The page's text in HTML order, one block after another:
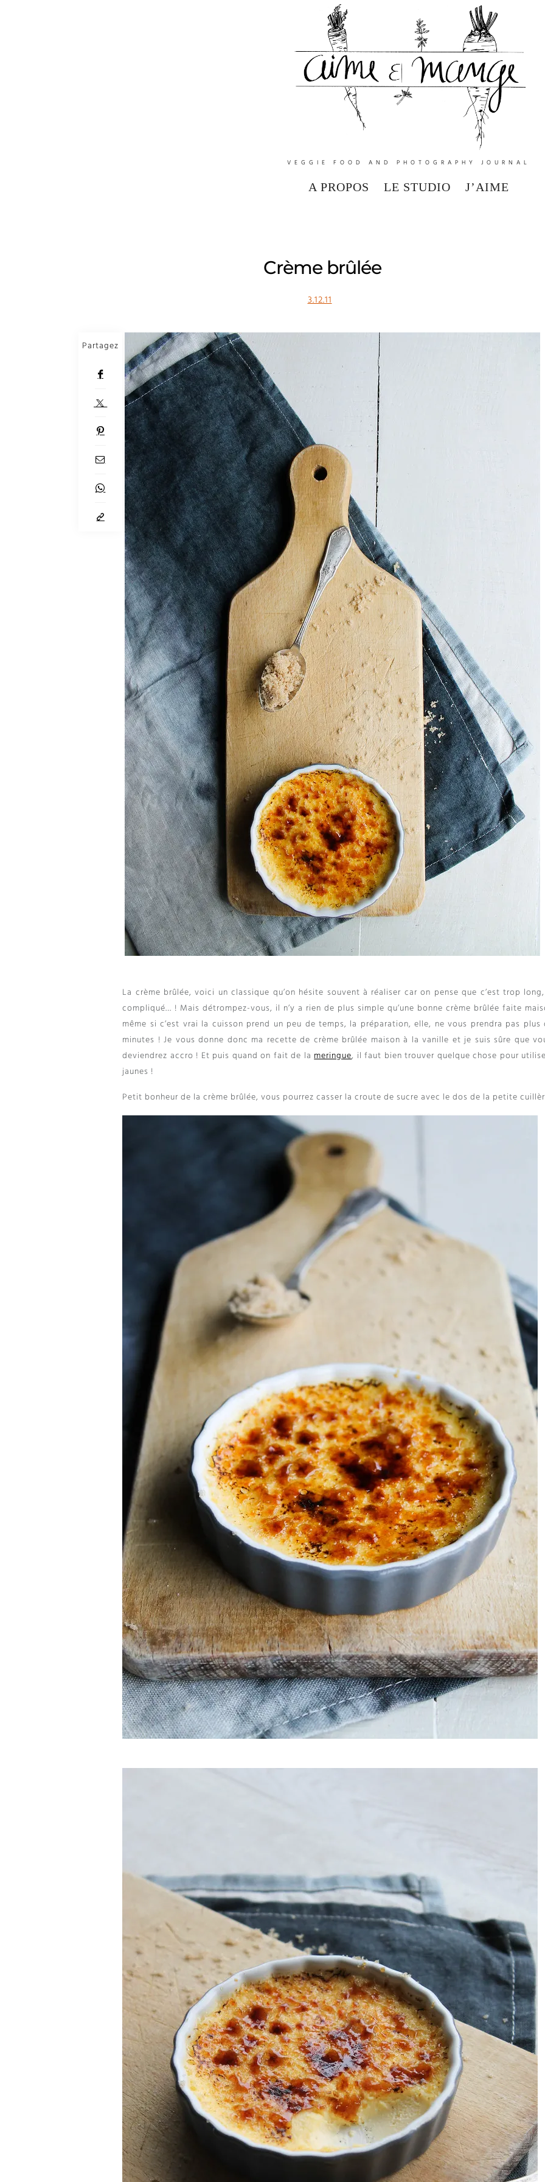
VEGGIE FOOD AND PHOTOGRAPHY JOURNAL
A PROPOS LE STUDIO J’AIME
Crème brûlée
3.12.11
Partagez
La crème brûlée, voici un classique qu’on hésite souvent à réaliser car on pense que c’est trop
compliqué… ! Mais détrompez-vous, il n’y a rien de plus simple qu’une bonne crème brûlée faite
même si c’est vrai la cuisson prend un peu de temps, la préparation, elle, ne vous prendra pas plus
minutes ! Je vous donne donc ma recette de crème brûlée maison à la vanille et je suis sûre que
deviendrez accro ! Et puis quand on fait de lameringue, il faut bien trouver quelque chose pour
jaunes !
Petit bonheur de la crème brûlée, vous pourrez casser la croute de sucre avec le dos de la petite